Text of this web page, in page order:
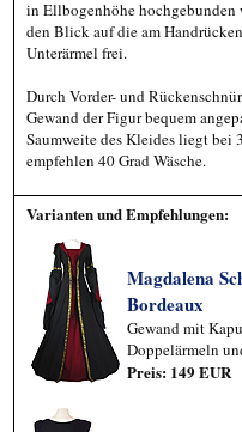
in Ellbogenhöhe hochgebunden
den Blick auf die am
Unterärmel frei.
Durch Vorder- und
Gewand der Figur bequem
Saumweite des Kleides liegt bei
empfehlen 40 Grad Wäsche.
Varianten und Empfehlungen:
Magdalena
Bordeaux
Gewand mit
Doppelärmeln
Preis: 149 EUR